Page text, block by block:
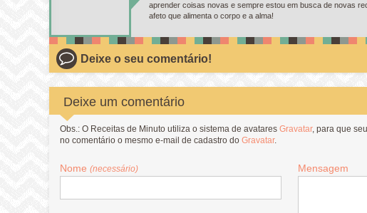
aprender coisas novas e sempre estou em busca de novas
afeto que alimenta o corpo e a alma!
Deixe o seu comentário!
Deixe um comentário
Obs.: O Receitas de Minuto utiliza o sistema de avatares Gravatar, para que
no comentário o mesmo e-mail de cadastro do Gravatar.
Nome (necessário) Mensagem